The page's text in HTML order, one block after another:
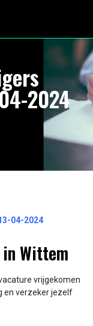
2024
04-2024
Wittem
vrijgekomen
en verzeker jezelf